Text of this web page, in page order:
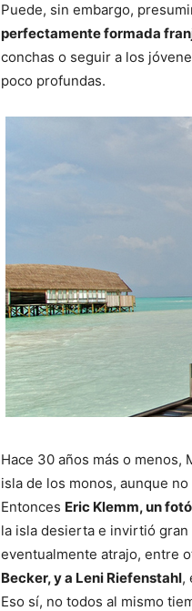
Puede, sin embargo,
perfectamente formada
conchas o seguir a los
poco profundas.
Hace 30 años más o menos,
isla de los monos, aunque
Entonces Eric Klemm, un
la isla desierta e invirtió
eventualmente atrajo, entre
Becker, y a Leni Riefenstahl,
Eso sí, no todos al mismo